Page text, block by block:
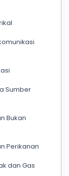
Sumber
Bukan
Perikanan
dan Gas